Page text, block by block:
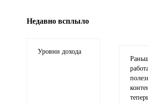
Недавно всплыло
Уровни дохода